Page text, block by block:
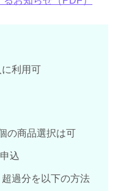
利用可
の商品選択は可
込
過分を以下の方法